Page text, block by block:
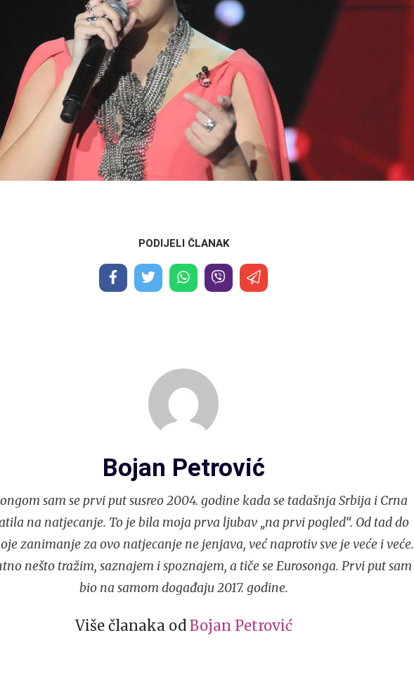
PODIJELI ČLANAK
Bojan Petrović
sam se prvi put susreo 2004. godine kada se tadašnja Srbija i Crna
na natjecanje. To je bila moja prva ljubav „na prvi pogled“. Od tad do
zanimanje za ovo natjecanje ne jenjava, već naprotiv sve je veće i veće.
nešto tražim, saznajem i spoznajem, a tiče se Eurosonga. Prvi put sam
bio na samom događaju 2017. godine.
Više članaka od Bojan Petrović